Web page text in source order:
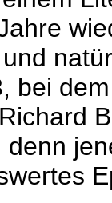
bei